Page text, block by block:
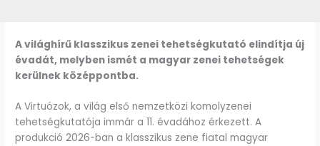
A világhírű klasszikus zenei tehetségkutató elindítja új
évadát, melyben ismét a magyar zenei tehetségek
kerülnek középpontba.
A Virtuózok, a világ első nemzetközi komolyzenei
tehetségkutatója immár a 11. évadához érkezett. A
produkció 2026-ban a klasszikus zene fiatal magyar